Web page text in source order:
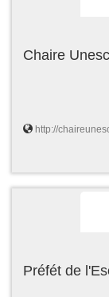
Chaire
http://
Préfét de